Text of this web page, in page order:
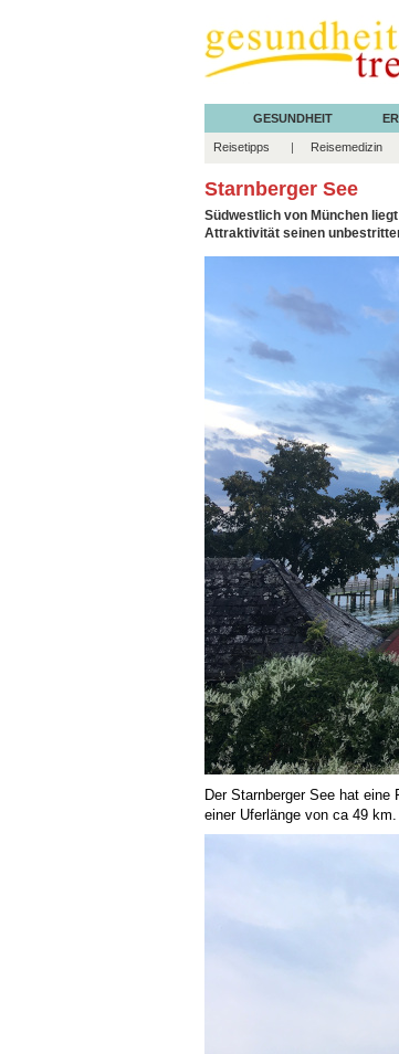
GESUNDHEIT
Reisetipps Reisemedizin
Starnberger See
Südwestlich von München
Attraktivität seinen
Der Starnberger See hat
einer Uferlänge von ca 49